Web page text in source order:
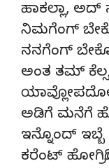
ಹಾಕಲ್ಲಾ, ಅದ್
ನಿಮಗೆಂಗ್
ನನಗೆಂಗ್
ಅಂತ ತಮ್
ಯಾವ್ಲೋಪದೋಷ
ಅಡಿಗೆ ಮನೆಗೆ
ಇನ್ನೊಂದ್
ಕರೆಂಟ್